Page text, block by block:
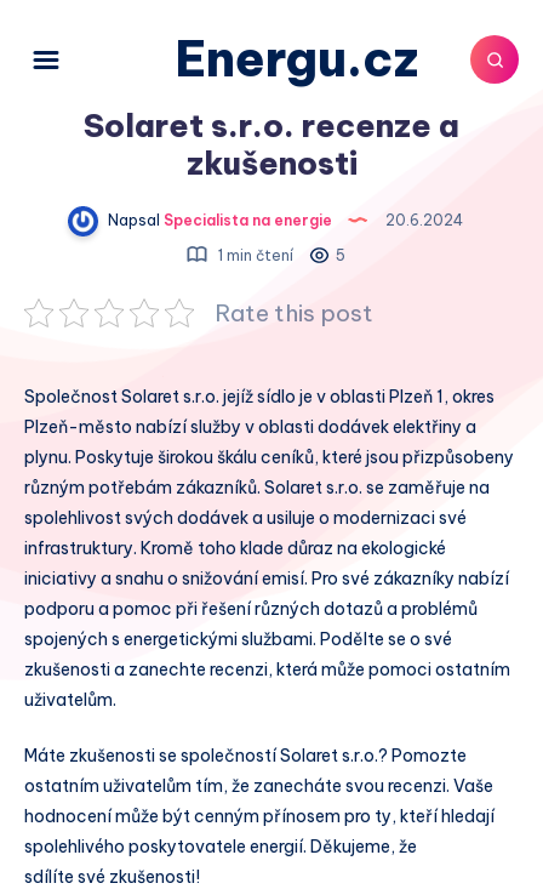
Energu.cz
Solaret s.r.o. recenze a
zkušenosti
Napsal Specialista na energie
20.6.2024
1 min čtení
5
Rate this post
Společnost Solaret s.r.o. jejíž sídlo je v oblasti Plzeň 1, okres
Plzeň-město nabízí služby v oblasti dodávek elektřiny a
plynu. Poskytuje širokou škálu ceníků, které jsou přizpůsobeny
různým potřebám zákazníků. Solaret s.r.o. se zaměřuje na
spolehlivost svých dodávek a usiluje o modernizaci své
infrastruktury. Kromě toho klade důraz na ekologické
iniciativy a snahu o snižování emisí. Pro své zákazníky nabízí
podporu a pomoc při řešení různých dotazů a problémů
spojených s energetickými službami. Podělte se o své
zkušenosti a zanechte recenzi, která může pomoci ostatním
uživatelům.
Máte zkušenosti se společností Solaret s.r.o.? Pomozte
ostatním uživatelům tím, že zanecháte svou recenzi. Vaše
hodnocení může být cenným přínosem pro ty, kteří hledají
spolehlivého poskytovatele energií. Děkujeme, že
sdílíte své zkušenosti!